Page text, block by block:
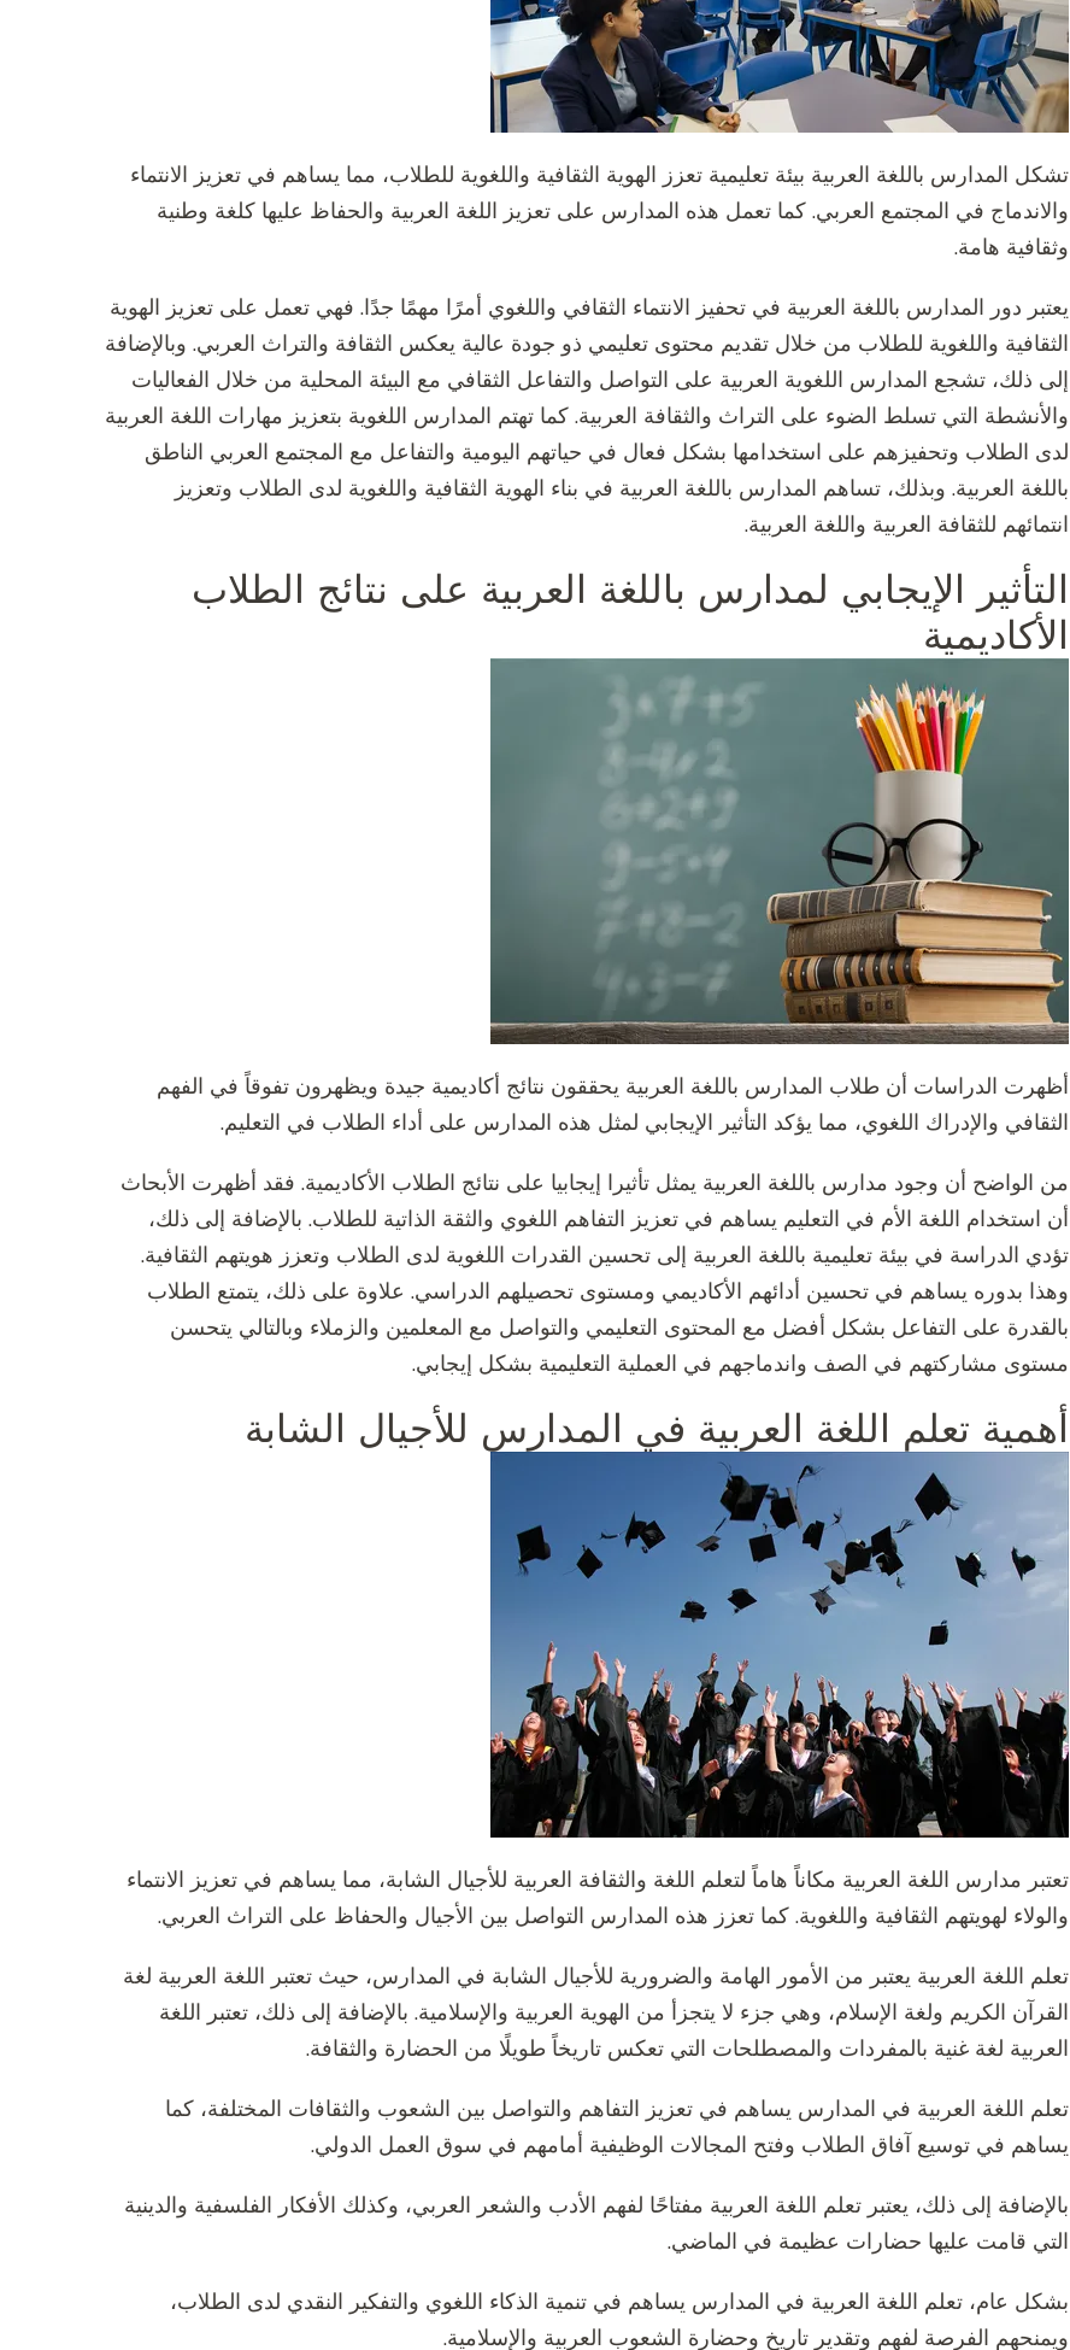
تشكل المدارس باللغة العربية بيئة تعليمية تعزز الهوية الثقافية واللغوية للطلاب، مما يساهم في تعزيز الانتماء
والاندماج في المجتمع العربي. كما تعمل هذه المدارس على تعزيز اللغة العربية والحفاظ عليها كلغة وطنية
وثقافية هامة.
يعتبر دور المدارس باللغة العربية في تحفيز الانتماء الثقافي واللغوي أمرًا مهمًا جدًا. فهي تعمل على تعزيز الهوية
الثقافية واللغوية للطلاب من خلال تقديم محتوى تعليمي ذو جودة عالية يعكس الثقافة والتراث العربي. وبالإضافة
إلى ذلك، تشجع المدارس اللغوية العربية على التواصل والتفاعل الثقافي مع البيئة المحلية من خلال الفعاليات
والأنشطة التي تسلط الضوء على التراث والثقافة العربية. كما تهتم المدارس اللغوية بتعزيز مهارات اللغة العربية
لدى الطلاب وتحفيزهم على استخدامها بشكل فعال في حياتهم اليومية والتفاعل مع المجتمع العربي الناطق
باللغة العربية. وبذلك، تساهم المدارس باللغة العربية في بناء الهوية الثقافية واللغوية لدى الطلاب وتعزيز
انتمائهم للثقافة العربية واللغة العربية.
التأثير الإيجابي لمدارس باللغة العربية على نتائج الطلاب
الأكاديمية
أظهرت الدراسات أن طلاب المدارس باللغة العربية يحققون نتائج أكاديمية جيدة ويظهرون تفوقاً في الفهم
الثقافي والإدراك اللغوي، مما يؤكد التأثير الإيجابي لمثل هذه المدارس على أداء الطلاب في التعليم.
من الواضح أن وجود مدارس باللغة العربية يمثل تأثيرا إيجابيا على نتائج الطلاب الأكاديمية. فقد أظهرت الأبحاث
أن استخدام اللغة الأم في التعليم يساهم في تعزيز التفاهم اللغوي والثقة الذاتية للطلاب. بالإضافة إلى ذلك،
تؤدي الدراسة في بيئة تعليمية باللغة العربية إلى تحسين القدرات اللغوية لدى الطلاب وتعزز هويتهم الثقافية.
وهذا بدوره يساهم في تحسين أدائهم الأكاديمي ومستوى تحصيلهم الدراسي. علاوة على ذلك، يتمتع الطلاب
بالقدرة على التفاعل بشكل أفضل مع المحتوى التعليمي والتواصل مع المعلمين والزملاء وبالتالي يتحسن
مستوى مشاركتهم في الصف واندماجهم في العملية التعليمية بشكل إيجابي.
أهمية تعلم اللغة العربية في المدارس للأجيال الشابة
تعتبر مدارس اللغة العربية مكاناً هاماً لتعلم اللغة والثقافة العربية للأجيال الشابة، مما يساهم في تعزيز الانتماء
والولاء لهويتهم الثقافية واللغوية. كما تعزز هذه المدارس التواصل بين الأجيال والحفاظ على التراث العربي.
تعلم اللغة العربية يعتبر من الأمور الهامة والضرورية للأجيال الشابة في المدارس، حيث تعتبر اللغة العربية لغة
القرآن الكريم ولغة الإسلام، وهي جزء لا يتجزأ من الهوية العربية والإسلامية. بالإضافة إلى ذلك، تعتبر اللغة
العربية لغة غنية بالمفردات والمصطلحات التي تعكس تاريخاً طويلًا من الحضارة والثقافة.
تعلم اللغة العربية في المدارس يساهم في تعزيز التفاهم والتواصل بين الشعوب والثقافات المختلفة، كما
يساهم في توسيع آفاق الطلاب وفتح المجالات الوظيفية أمامهم في سوق العمل الدولي.
بالإضافة إلى ذلك، يعتبر تعلم اللغة العربية مفتاحًا لفهم الأدب والشعر العربي، وكذلك الأفكار الفلسفية والدينية
التي قامت عليها حضارات عظيمة في الماضي.
بشكل عام، تعلم اللغة العربية في المدارس يساهم في تنمية الذكاء اللغوي والتفكير النقدي لدى الطلاب،
ويمنحهم الفرصة لفهم وتقدير تاريخ وحضارة الشعوب العربية والإسلامية.